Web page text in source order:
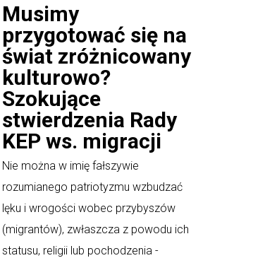
Musimy
przygotować się na
świat zróżnicowany
kulturowo?
Szokujące
stwierdzenia Rady
KEP ws. migracji
Nie można w imię fałszywie
rozumianego patriotyzmu wzbudzać
lęku i wrogości wobec przybyszów
(migrantów), zwłaszcza z powodu ich
statusu, religii lub pochodzenia -